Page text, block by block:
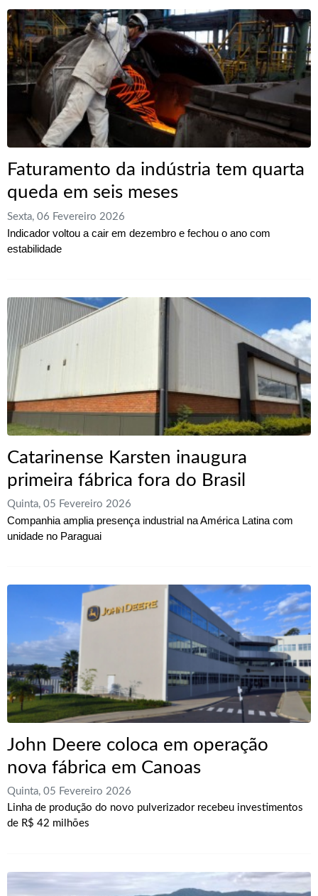
Faturamento da indústria tem quarta
queda em seis meses
Sexta, 06 Fevereiro 2026
Indicador voltou a cair em dezembro e fechou o ano com
estabilidade
Catarinense Karsten inaugura
primeira fábrica fora do Brasil
Quinta, 05 Fevereiro 2026
Companhia amplia presença industrial na América Latina com
unidade no Paraguai
John Deere coloca em operação
nova fábrica em Canoas
Quinta, 05 Fevereiro 2026
Linha de produção do novo pulverizador recebeu investimentos
de R$ 42 milhões